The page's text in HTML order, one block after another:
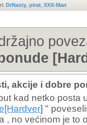
DrNasty pirat XXX-Man
akcije i dobre
kad netko posta
] "
, no većinom je to